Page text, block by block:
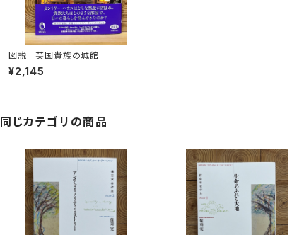
図説 英国貴族の城館
¥2,145
同じカテゴリの商品